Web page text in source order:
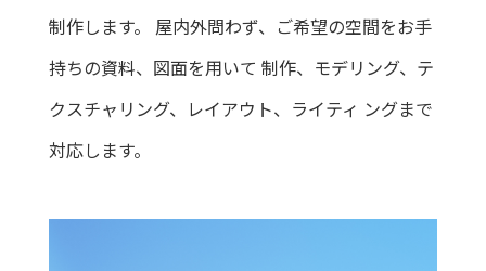
制作します。
屋内外問わず、ご希望の空間をお手
持ちの資料、図面を用いて 制作、モデリング、テ
クスチャリング、レイアウト、ライティ ングまで
対応します。